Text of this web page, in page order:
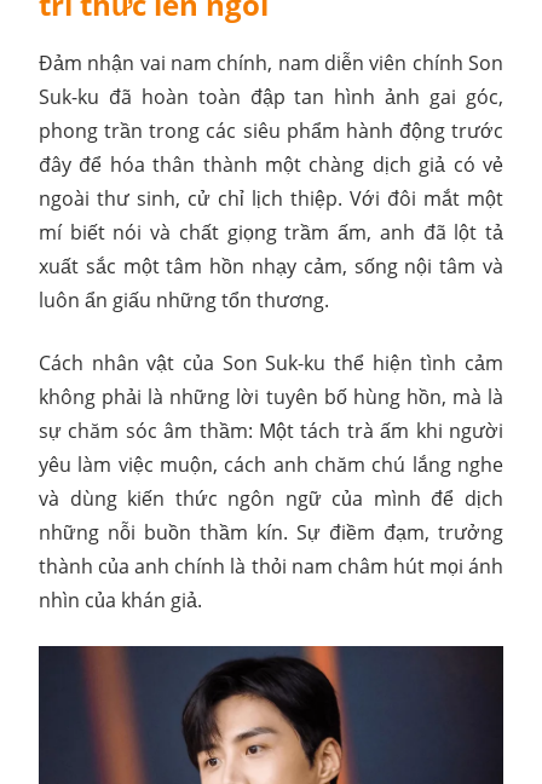
Đảm nhận vai nam chính, nam diễn viên chính Son
Suk-ku đã hoàn toàn đập tan hình ảnh gai góc,
phong trần trong các siêu phẩm hành động trước
đây để hóa thân thành một chàng dịch giả có vẻ
ngoài thư sinh, cử chỉ lịch thiệp. Với đôi mắt một
mí biết nói và chất giọng trầm ấm, anh đã lột tả
xuất sắc một tâm hồn nhạy cảm, sống nội tâm và
luôn ẩn giấu những tổn thương.
Cách nhân vật của Son Suk-ku thể hiện tình cảm
không phải là những lời tuyên bố hùng hồn, mà là
sự chăm sóc âm thầm: Một tách trà ấm khi người
yêu làm việc muộn, cách anh chăm chú lắng nghe
và dùng kiến thức ngôn ngữ của mình để dịch
những nỗi buồn thầm kín. Sự điềm đạm, trưởng
thành của anh chính là thỏi nam châm hút mọi ánh
nhìn của khán giả.